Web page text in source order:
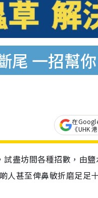
尾 一招幫
在
《UHK
盡坊間各種招數，由
人甚至俾鼻敏折磨足足